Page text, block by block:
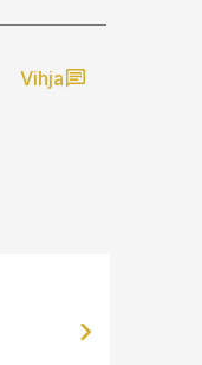
Vihja